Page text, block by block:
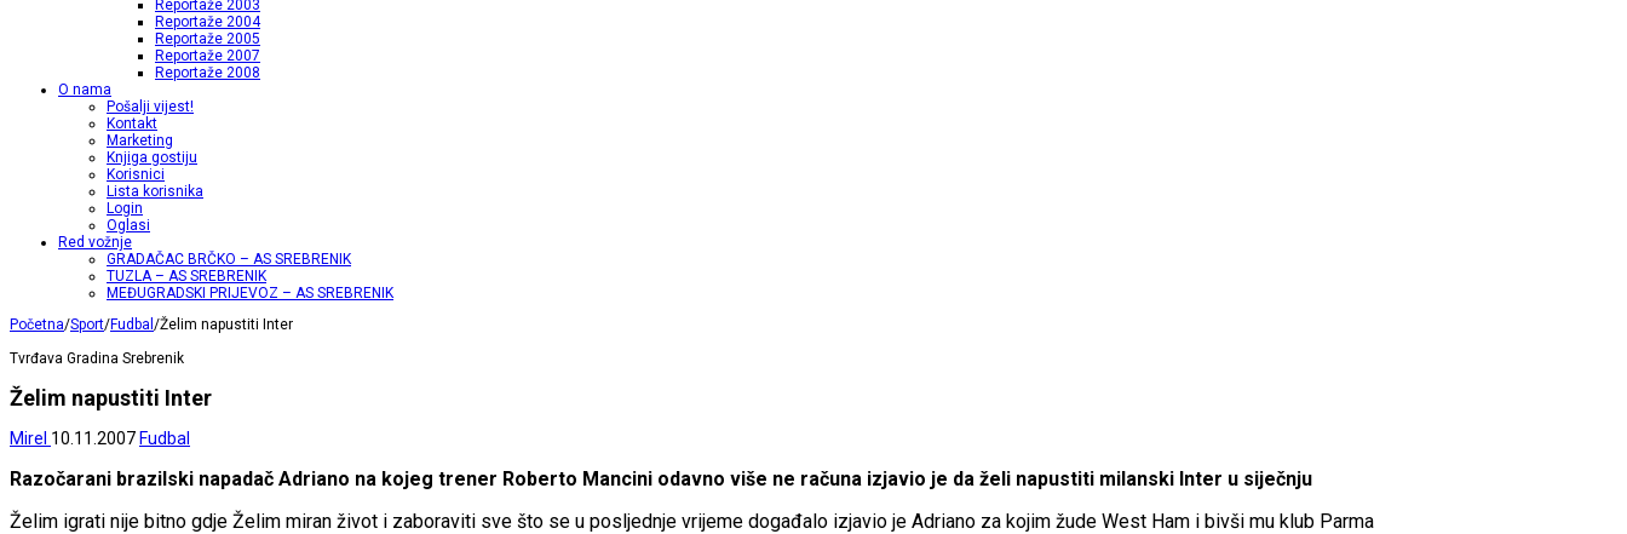
Reportaže 2003
Reportaže 2004
Reportaže 2005
Reportaže 2007
Reportaže 2008
O nama
Pošalji vijest!
Kontakt
Marketing
Knjiga gostiju
Korisnici
Lista korisnika
Login
Oglasi
Red vožnje
GRADAČAC BRČKO – AS SREBRENIK
TUZLA – AS SREBRENIK
MEĐUGRADSKI PRIJEVOZ – AS SREBRENIK
Početna/Sport/Fudbal /Želim napustiti Inter
Tvrđava Gradina Srebrenik
Želim napustiti Inter
Mirel 10.11.2007 Fudbal
Razočarani brazilski napadač Adriano na kojeg trener Roberto Mancini odavno više ne računa izjavio je da želi napustiti milanski Inter u siječnju
Želim igrati nije bitno gdje Želim miran život i zaboraviti sve što se u posljednje vrijeme događalo izjavio je Adriano za kojim žude West Ham i bivši mu klub Parma